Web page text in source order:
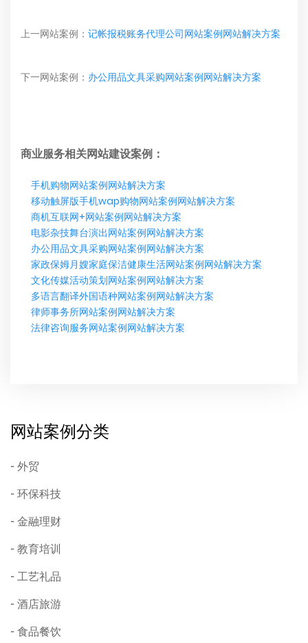
上一网站案例： 记帐报税账务代理公司网站案例网站解决方案
下一网站案例： 办公用品文具采购网站案例网站解决方案
商业服务相关网站建设案例：
手机购物网站案例网站解决方案
移动触屏版手机wap购物网站案例网站解决方案
商机互联网+网站案例网站解决方案
电影杂技舞台演出网站案例网站解决方案
办公用品文具采购网站案例网站解决方案
家政保姆月嫂家庭保洁健康生活网站案例网站解决方案
文化传媒活动策划网站案例网站解决方案
多语言翻译外国语种网站案例网站解决方案
律师事务所网站案例网站解决方案
法律咨询服务网站案例网站解决方案
网站案例分类
外贸
环保科技
金融理财
教育培训
工艺礼品
酒店旅游
食品餐饮